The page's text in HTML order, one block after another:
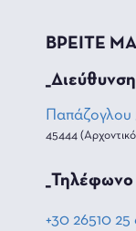
ΒΡΕΙΤΕ
_Διεύθυνση
Παπάζογλου
45444
_Τηλέφωνο
+30 26510 25